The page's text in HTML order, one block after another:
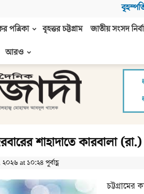
পত্রিকা বৃহত্তর চট্টগ্রাম জাতীয় সংসদ
আরও
শাহাদাতে কারবালা
at ১০:২৪ পূর্বাহ্ণ